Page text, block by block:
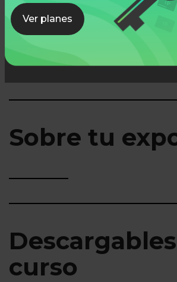
Ver planes
Lo que
Sobre tu
curso